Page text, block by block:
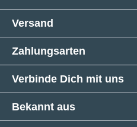
Versand
Zahlungsarten
Verbinde Dich mit uns
Bekannt aus